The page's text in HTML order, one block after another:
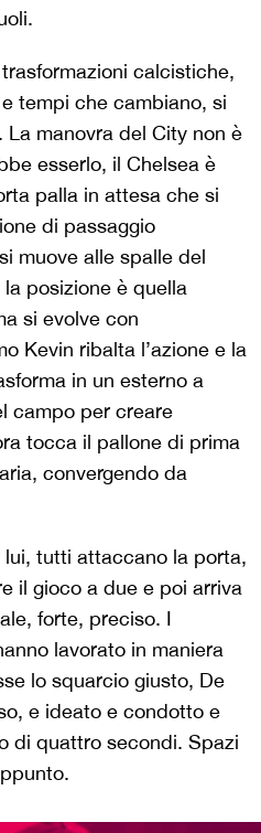
calcistiche,
tempi che cambiano, si
manovra del City non è
esserlo, il Chelsea è
palla in attesa che si
di passaggio
muove alle spalle del
posizione è quella
si evolve con
Kevin ribalta l’azione e la
in un esterno a
campo per creare
tocca il pallone di prima
convergendo da
tutti attaccano la porta,
il gioco a due e poi arriva
forte, preciso. I
lavorato in maniera
lo squarcio giusto, De
e ideato e condotto e
di quattro secondi. Spazi